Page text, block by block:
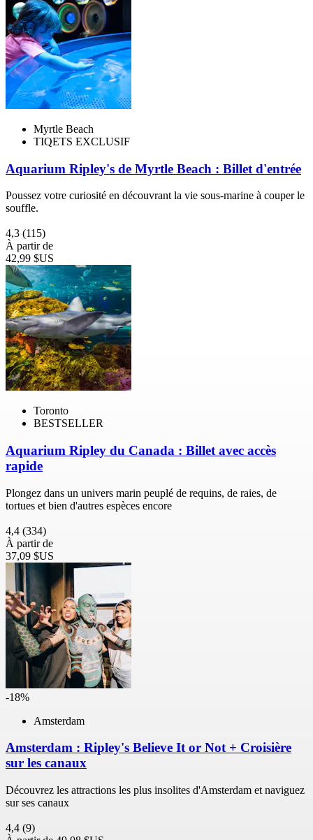
Myrtle Beach
TIQETS EXCLUSIF
Aquarium Ripley's de Myrtle Beach : Billet d'entrée
Poussez votre curiosité en découvrant la vie sous-marine à couper le
souffle.
4,3 (115)
À partir de
42,99 $US
Toronto
BESTSELLER
Aquarium Ripley du Canada : Billet avec accès
rapide
Plongez dans un univers marin peuplé de requins, de raies, de
tortues et bien d'autres espèces encore
4,4 (334)
À partir de
37,09 $US
-18%
Amsterdam
Amsterdam : Ripley's Believe It or Not + Croisière
sur les canaux
Découvrez les attractions les plus insolites d'Amsterdam et naviguez
sur ses canaux
4,4 (9)